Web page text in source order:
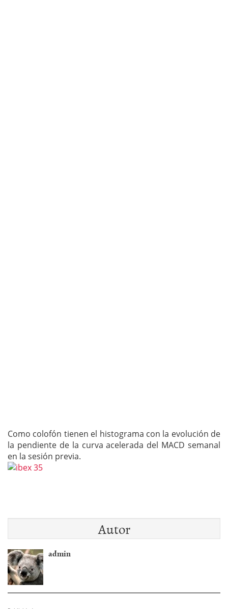
Como colofón tienen el histograma con la evolución de
la pendiente de la curva acelerada del MACD semanal
en la sesión previa.
Autor
admin